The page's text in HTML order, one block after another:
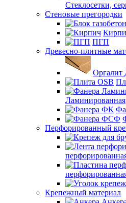
Стеклосетки,
Стеновые прегородки
ПГП
Древесно-плитные
Ламинированная
Перфорированный
Крепежный материал